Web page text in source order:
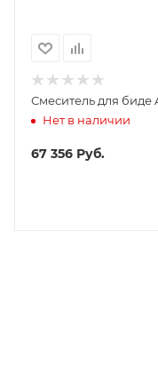
Смеситель для биде
Нет в наличии
67 356 Руб.